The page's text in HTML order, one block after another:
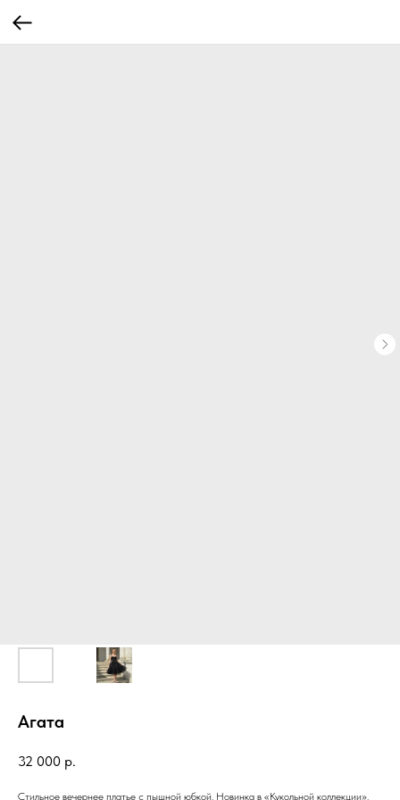
Агата
32 000 р.
Стильное вечернее платье с пышной юбкой. Новинка в «Кукольной коллекции».